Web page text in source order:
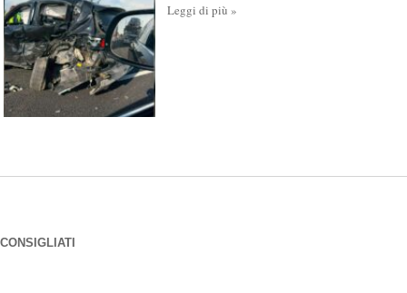
Leggi di più »
CONSIGLIATI